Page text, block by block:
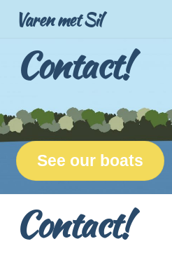
Varen met Sil
Contact!
See our boats
Contact!